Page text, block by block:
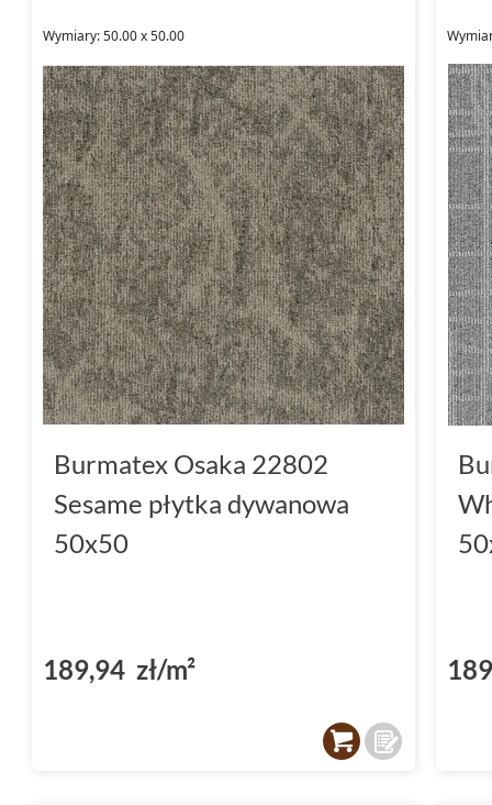
Wymiary: 50.00 x 50.00
Burmatex Osaka 22802
Sesame płytka dywanowa
50x50
189,94 zł/m²